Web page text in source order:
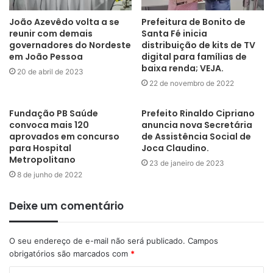
Além de entrar no calendário internacional do Atletismo, a
Maratona Internacional de João Pessoa também dá espaço
para novos atletas, pessoenses e moradores da região
amantes dos esportes e da corrida. É o caso da corredora
experiência em uma maratona e falou da corrida.
“Comecei a correr a pouco tempo e decidi me testar nos 5 km.
Foi tudo muito emocionante, sentir aquela energia, o locutor
incentivando a gente e na chegada dá até vontade de chorar.
Prefeitura de João Pessoa está de parabéns pela organização e
realização deste evento”, afirmou.
João Azevêdo volta a se
reunir com demais
governadores do Nordeste
em João Pessoa
20 de abril de 2023
Prefeitura de Bonito de
Santa Fé inicia
distribuição de kits de TV
digital para famílias de
baixa renda; VEJA.
22 de novembro de 2022
Fundação PB Saúde
convoca mais 120
aprovados em concurso
para Hospital
Metropolitano
8 de junho de 2022
Prefeito Rinaldo Cipriano
anuncia nova Secretária
de Assistência Social de
Joca Claudino.
23 de janeiro de 2023
Deixe um comentário
O seu endereço de e-mail não será publicado. Campos
obrigatórios são marcados com *